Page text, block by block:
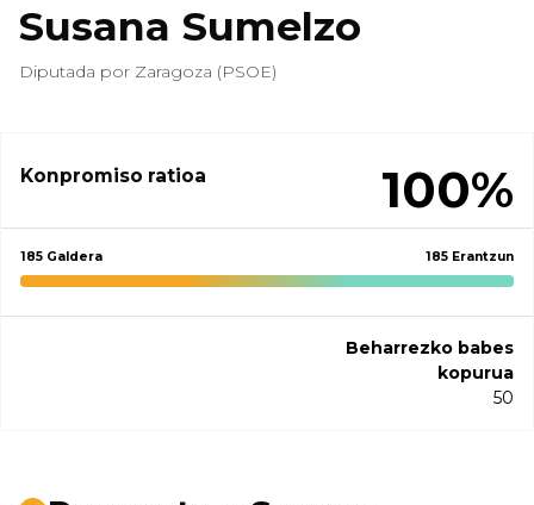
Susana Sumelzo
Diputada por Zaragoza (PSOE)
Konpromiso ratioa 100%
185 Galdera 185 Erantzun
Beharrezko babes
kopurua
50